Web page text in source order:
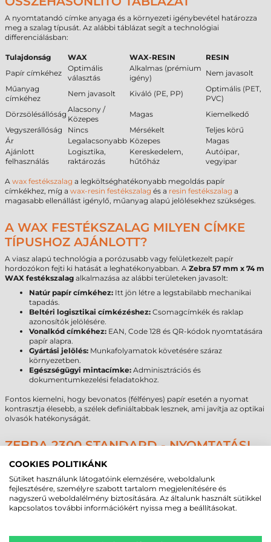
A nyomtatandó címke anyaga és a környezeti igénybevétel határozza
meg a szalag típusát. Az alábbi táblázat segít a technológiai
differenciálásban:
Tulajdonság WAX WAX-RESIN
RESIN
Papír címkéhez
Optimális
választás
Alkalmas (prémium
igény)
Nem javasolt
Műanyag
címkéhez
Nem javasolt Kiváló (PE, PP)
Optimális (PET,
PVC)
Dörzsölésállóság
Alacsony /
Közepes
Magas
Kiemelkedő
Vegyszerállóság
Nincs Mérsékelt
Teljes körű
Ár
Legalacsonyabb Közepes
Magas
Ajánlott
felhasználás
Logisztika,
raktározás
Kereskedelem,
hűtőház
Autóipar,
vegyipar
A wax festékszalag a legköltséghatékonyabb megoldás papír
címkékhez, míg a wax-resin festékszalag és a resin festékszalag a
magasabb ellenállást igénylő, műanyag alapú jelölésekhez szükséges.
A WAX FESTÉKSZALAG MILYEN CÍMKE
TÍPUSHOZ AJÁNLOTT?
A viasz alapú technológia a porózusabb vagy felületkezelt papír
hordozókon fejti ki hatását a leghatékonyabban. A Zebra 57 mm x 74 m
WAX festékszalag alkalmazása az alábbi területeken javasolt:
Natúr papír címkéhez: Itt jön létre a legstabilabb mechanikai
tapadás.
Beltéri logisztikai címkézéshez: Csomagcímkék és raklap
azonosítók jelölésére.
Vonalkód címkéhez: EAN, Code 128 és QR-kódok nyomtatására
papír alapra.
Gyártási jelölés: Munkafolyamatok követésére száraz
környezetben.
Egészségügyi mintacímke: Adminisztrációs és
dokumentumkezelési feladatokhoz.
Fontos kiemelni, hogy bevonatos (félfényes) papír esetén a nyomat
kontrasztja élesebb, a szélek definiáltabbak lesznek, ami javítja az optikai
olvasók hatékonyságát.
ZEBRA 2300 STANDARD - NYOMTATÁSI
MINŐSÉG ÉS TARTÓSSÁG
A 2300 Standard formulációkiváló kontrasztotbiztosít, ami
elengedhetetlen a logisztikai láncban használt szkennerek pontos
munkájához. Azalacsony hőigényközvetlen haszna, hogy csökken a
nyomtatófej termikus terhelése, így lassabb a kopás folyamata. Beltéri,
száraz környezetben a nyomat tartós marad, és a normál dörzsölésnek
nedves vagy vegyszeres környezetbe, mivel a viasz nem rendelkezik
COOKIES POLITIKÁNK
Sütiket használunk látogatóink elemzésére, weboldalunk
fejlesztésére, személyre szabott tartalom megjelenítésére és
nagyszerű weboldalélmény biztosítására. Az általunk használt sütikkel
kapcsolatos további információkért nyissa meg a beállításokat.